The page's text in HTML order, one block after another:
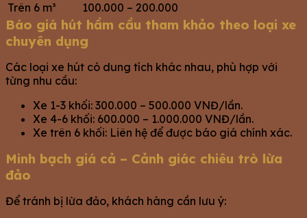
Trên 6 m³
100.000 – 200.000
Báo giá hút hầm cầu tham khảo theo loại xe
chuyên dụng
Các loại xe hút có dung tích khác nhau, phù hợp với
từng nhu cầu:
Xe 1-3 khối: 300.000 – 500.000 VNĐ/lần.
Xe 4-6 khối: 600.000 – 1.000.000 VNĐ/lần.
Xe trên 6 khối: Liên hệ để được báo giá chính xác.
Minh bạch giá cả – Cảnh giác chiêu trò lừa
đảo
Để tránh bị lừa đảo, khách hàng cần lưu ý: